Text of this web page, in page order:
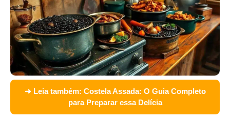
➜ Leia também: Costela Assada: O Guia Completo
para Preparar essa Delícia